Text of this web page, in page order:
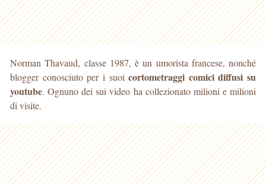
Norman Thavaud, classe 1987, è un umorista francese, nonché
blogger conosciuto per i suoicortometraggi comici diffusi su
youtube. Ognuno dei sui video ha collezionato milioni e milioni
di visite.